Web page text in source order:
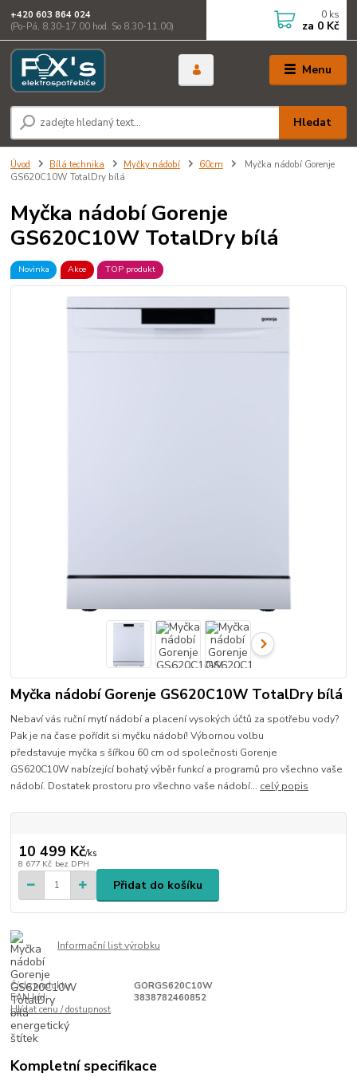
Menu
Hledat
+420 603 864 024
(Po-Pá, 8.30-17.00 hod. So 8.30-11.00)
0 ks
za 0 Kč
Úvod Bílá technika Myčky nádobí 60cm
Myčka nádobí Gorenje
GS620C10W TotalDry bílá
Myčka nádobí Gorenje
GS620C10W TotalDry bílá
Novinka Akce TOP produkt
Myčka nádobí Gorenje GS620C10W TotalDry bílá
Nebaví vás ruční mytí nádobí a placení vysokých účtů za spotřebu vody?
Pak je na čase pořídit si myčku nádobí! Výbornou volbu
představuje myčka s šířkou 60 cm od společnosti Gorenje
GS620C10W nabízející bohatý výběr funkcí a programů pro všechno vaše
nádobí. Dostatek prostoru pro všechno vaše nádobí... celý popis
10 499 Kč/ks
8 677 Kč bez DPH
Přidat do košíku
Informační list výrobku
Číslo produktu:
GORGS620C10W
EAN kód:
3838782460852
Hlídat cenu / dostupnost
Kompletní specifikace